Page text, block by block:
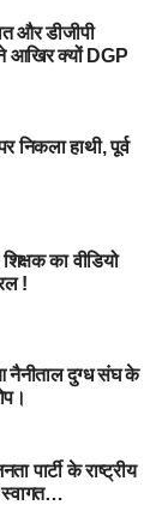
और डीजीपी
आखिर क्यों DGP
निकला हाथी, पूर्व
का वीडियो
!
नैनीताल दुग्ध संघ के
पार्टी के राष्ट्रीय
स्वागत…